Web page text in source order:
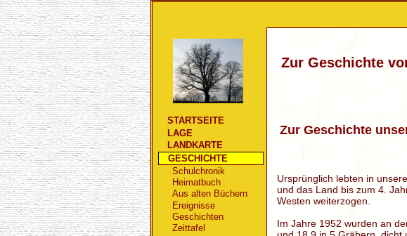
STARTSEITE
LAGE
LANDKARTE
GESCHICHTE
Schulchronik
Heimatbuch
Aus alten Büchern
Ereignisse
Geschichten
Zeittafel
Zur Geschichte
Zur Geschichte
Ursprünglich lebten in
und das Land bis zum 4.
Westen weiterzogen.
Im Jahre 1952 wurden an